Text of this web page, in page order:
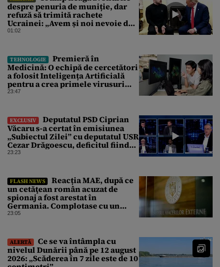
despre penuria de muniție, dar
refuză să trimită rachete
Ucrainei: „Avem și noi nevoie de
rachete”
01:02
TEHNOLOGIE
Premieră în
Medicină: O echipă de cercetători
a folosit Inteligența Artificială
pentru a crea primele virusuri
sintetice la tratarea de E.coli
23:47
EXCLUSIV
Deputatul PSD Ciprian
Văcaru s-a certat în emisiunea
„Subiectul Zilei” cu deputatul USR
Cezar Drăgoescu, deficitul fiind
motivul scandalului
23:23
FLASH NEWS
Reacția MAE, după ce
un cetăţean român acuzat de
spionaj a fost arestat în
Germania. Complotase cu un
ucrainean ca să asasineze un
23:05
ALERTĂ
Ce se va întâmpla cu
nivelul Dunării până pe 12 august
2026: „Scăderea în 7 zile este de 10